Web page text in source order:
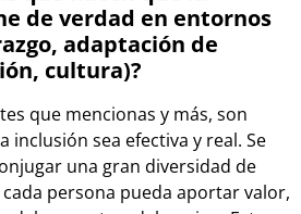
de verdad en entornos
adaptación de
cultura)?
que mencionas y más, son
inclusión sea efectiva y real. Se
una gran diversidad de
persona pueda aportar valor,